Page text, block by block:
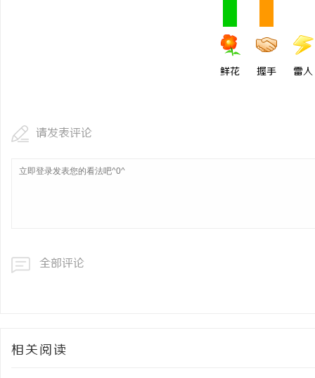
鲜花 握手 雷人
请发表评论
全部评论
相关阅读
游戏行业的“版权保卫
不开版权律师